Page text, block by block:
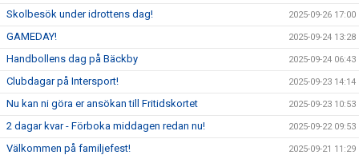
Skolbesök under idrottens dag! 2025-09-26 17:00
GAMEDAY! 2025-09-24 13:28
Handbollens dag på Bäckby 2025-09-24 06:43
Clubdagar på Intersport! 2025-09-23 14:14
Nu kan ni göra er ansökan till Fritidskortet 2025-09-23 10:53
2 dagar kvar - Förboka middagen redan nu! 2025-09-22 09:53
Välkommen på familjefest! 2025-09-21 11:29